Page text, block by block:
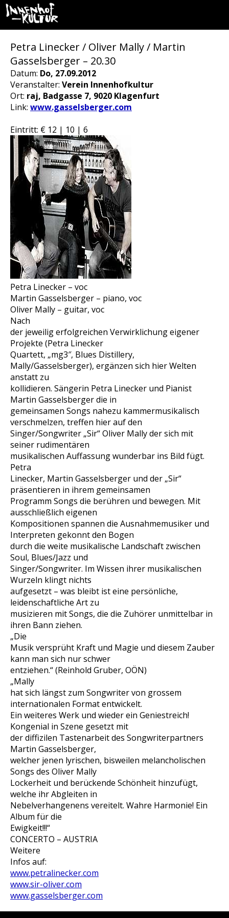
Petra Linecker / Oliver Mally / Martin
Gasselsberger – 20.30
Datum: Do, 27.09.2012
Veranstalter: Verein Innenhofkultur
Ort: raj, Badgasse 7, 9020 Klagenfurt
Link: www.gasselsberger.com
Eintritt: € 12 | 10 | 6
Petra Linecker – voc
Martin Gasselsberger – piano, voc
Oliver Mally – guitar, voc
Nach
der jeweilig erfolgreichen Verwirklichung eigener
Projekte (Petra Linecker
Quartett, „mg3″, Blues Distillery,
Mally/Gasselsberger), ergänzen sich hier Welten
anstatt zu
kollidieren. Sängerin Petra Linecker und Pianist
Martin Gasselsberger die in
gemeinsamen Songs nahezu kammermusikalisch
verschmelzen, treffen hier auf den
Singer/Songwriter „Sir“ Oliver Mally der sich mit
seiner rudimentären
musikalischen Auffassung wunderbar ins Bild fügt.
Petra
Linecker, Martin Gasselsberger und der „Sir“
präsentieren in ihrem gemeinsamen
Programm Songs die berühren und bewegen. Mit
ausschließlich eigenen
Kompositionen spannen die Ausnahmemusiker und
Interpreten gekonnt den Bogen
durch die weite musikalische Landschaft zwischen
Soul, Blues/Jazz und
Singer/Songwriter. Im Wissen ihrer musikalischen
Wurzeln klingt nichts
aufgesetzt – was bleibt ist eine persönliche,
leidenschaftliche Art zu
musizieren mit Songs, die die Zuhörer unmittelbar in
ihren Bann ziehen.
„Die
Musik versprüht Kraft und Magie und diesem Zauber
kann man sich nur schwer
entziehen.“ (Reinhold Gruber, OÖN)
„Mally
hat sich längst zum Songwriter von grossem
internationalen Format entwickelt.
Ein weiteres Werk und wieder ein Geniestreich!
Kongenial in Szene gesetzt mit
der diffizilen Tastenarbeit des Songwriterpartners
Martin Gasselsberger,
welcher jenen lyrischen, bisweilen melancholischen
Songs des Oliver Mally
Lockerheit und berückende Schönheit hinzufügt,
welche ihr Abgleiten in
Nebelverhangenens vereitelt. Wahre Harmonie! Ein
Album für die
Ewigkeit!!!“
CONCERTO – AUSTRIA
Weitere
Infos auf:
www.petralinecker.com
www.sir-oliver.com
www.gasselsberger.com